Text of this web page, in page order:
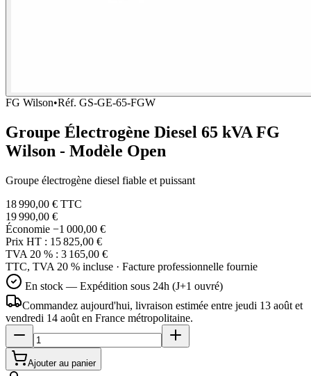
FG Wilson•Réf. GS-GE-65-FGW
Groupe Électrogène Diesel 65 kVA FG
Wilson - Modèle Open
Groupe électrogène diesel fiable et puissant
18 990,00 € TTC
19 990,00 €
Économie −1 000,00 €
Prix HT : 15 825,00 €
TVA 20 % : 3 165,00 €
TTC, TVA 20 % incluse · Facture professionnelle fournie
En stock — Expédition sous 24h (J+1 ouvré)
Commandez aujourd'hui, livraison estimée entre jeudi 13 août et
vendredi 14 août en France métropolitaine.
Ajouter au panier